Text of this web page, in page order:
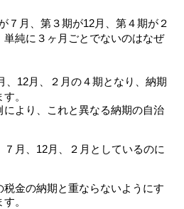
７月、第３期が12月、第４期が２
単純に３ヶ月ごとでないのはなぜ
、12月、２月の４期となり、納期
。
により、これと異なる納期の自治
７月、12月、２月としているのに
税金の納期と重ならないようにす
。